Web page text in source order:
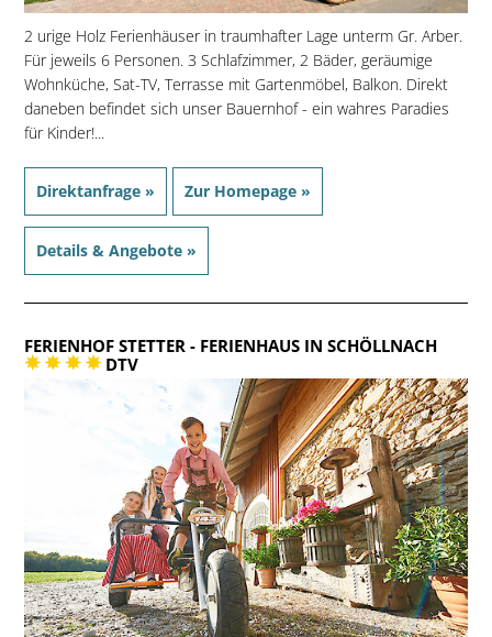
2 urige Holz Ferienhäuser in traumhafter Lage unterm Gr. Arber.
Für jeweils 6 Personen. 3 Schlafzimmer, 2 Bäder, geräumige
Wohnküche, Sat-TV, Terrasse mit Gartenmöbel, Balkon. Direkt
daneben befindet sich unser Bauernhof - ein wahres Paradies
für Kinder!...
Direktanfrage » Zur Homepage »
Details & Angebote »
FERIENHOF STETTER- FERIENHAUS IN SCHÖLLNACH
DTV